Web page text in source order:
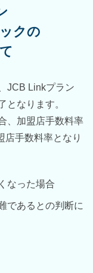
クの
JCB Linkプラン
となります。
、加盟店手数料率
店手数料率となり
なった場合
であるとの判断に